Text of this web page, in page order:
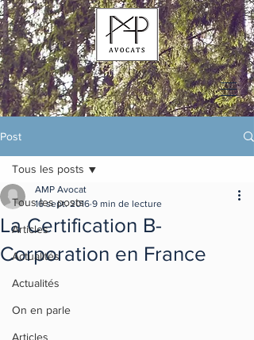
Post
Tous les posts
Articles
Actualités
Actualités
On en parle
Articles
Tous les posts
La Certification B-
Corporation en France
AMP Avocat
16 sept. 2016 9 min de lecture